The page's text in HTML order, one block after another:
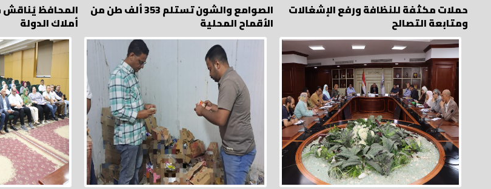
حملات مكثفة للنظافة ورفع الإشغالات
ومتابعة التصالح
الصوامع والشون تستلم 353 ألف طن من
الأقماح المحلية
المحافظ
أملاك الدولة